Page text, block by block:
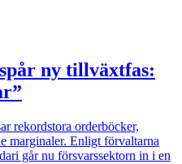
ny tillväxtfas:
rekordstora orderböcker,
marginaler. Enligt förvaltarna
går nu försvarssektorn in i en